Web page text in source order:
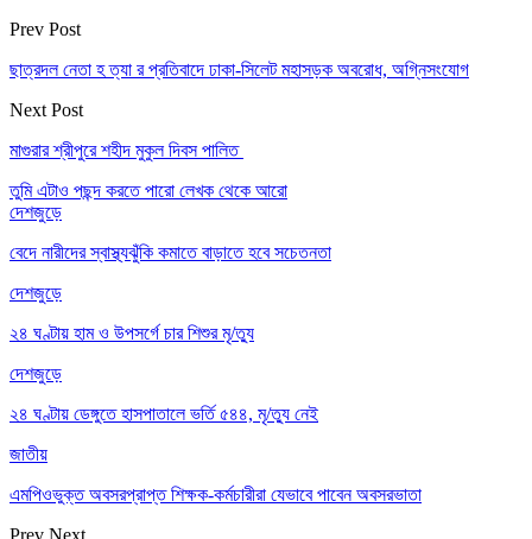
Prev Post
ছাত্রদল নেতা হ ত্যা র প্রতিবাদে ঢাকা-সিলেট মহাসড়ক অবরোধ, অগ্নিসংযোগ
Next Post
মাগুরার শ্রীপুরে শহীদ মুকুল দিবস পালিত
তুমি এটাও পছন্দ করতে পারো লেখক থেকে আরো
দেশজুড়ে
বেদে নারীদের স্বাস্থ্যঝুঁকি কমাতে বাড়াতে হবে সচেতনতা
দেশজুড়ে
২৪ ঘণ্টায় হাম ও উপসর্গে চার শিশুর মৃ/ত্যু
দেশজুড়ে
২৪ ঘণ্টায় ডেঙ্গুতে হাসপাতালে ভর্তি ৫৪৪, মৃ/ত্যু নেই
জাতীয়
এমপিওভুক্ত অবসরপ্রাপ্ত শিক্ষক-কর্মচারীরা যেভাবে পাবেন অবসরভাতা
Prev Next